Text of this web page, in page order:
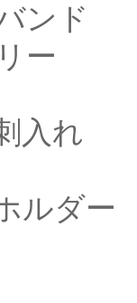
ンド
ー
入れ
ルダー